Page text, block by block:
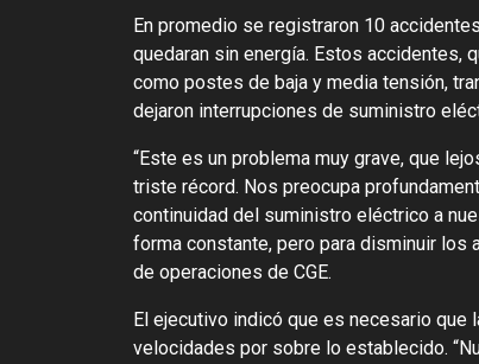
En promedio se registraron 10
quedaran sin energía. Estos accidentes,
como postes de baja y media tensión,
dejaron interrupciones de suministro
“Este es un problema muy grave, que
triste récord. Nos preocupa
continuidad del suministro eléctrico a
forma constante, pero para disminuir los
de operaciones de CGE.
El ejecutivo indicó que es necesario
velocidades por sobre lo establecido.